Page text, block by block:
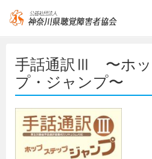
手話通訳Ⅲ 〜ホッ
プ・ジャンプ〜